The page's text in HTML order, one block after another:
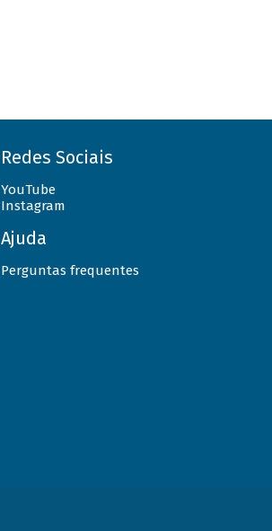
Redes Sociais
YouTube
Instagram
Ajuda
Perguntas frequentes